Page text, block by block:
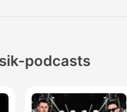
podcasts